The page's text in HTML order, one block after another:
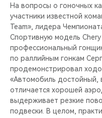
На вопросы о гоночных
участники известной
Team», лидера
Спортивную модель
профессиональный
по раллийным гонкам
продемонстрировал
«Автомобиль достойный,
отличается хорошей
выдерживает резкие
подвески. В целом,